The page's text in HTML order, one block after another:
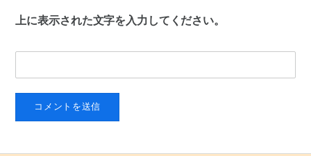
上に表示された文字を入力してください。